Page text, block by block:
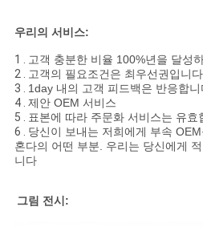
우리의 서비스:
1 . 고객 충분한 비율 100%년을 달성
2 . 고객의 필요조건은 최우선권입니다
3 . 1day 내의 고객 피드백은 반응합니
4 . 제안 OEM 서비스
5 . 표본에 따라 주문화 서비스는 유효
6 . 당신이 보내는 저희에게 부속
혼다의 어떤 부분. 우리는 당신에게
니다
그림 전시: